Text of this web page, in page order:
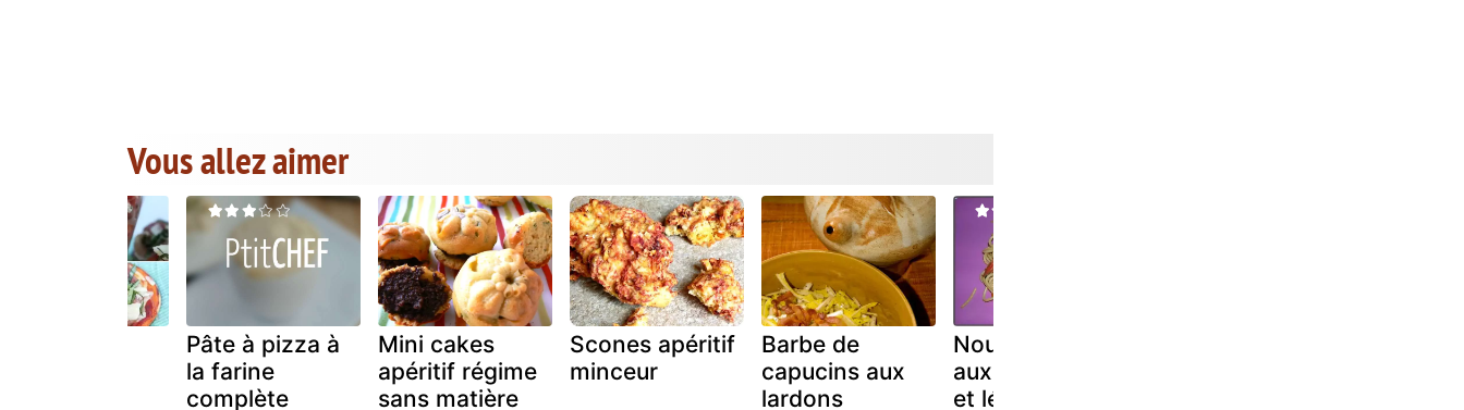
Vous allez aimer
Pâte à pizza à
la farine
complète
Mini cakes
apéritif régime
sans matière
Scones apéritif
minceur
Barbe de
capucins aux
lardons
Nouilles sauté
aux crevettes
et légumes